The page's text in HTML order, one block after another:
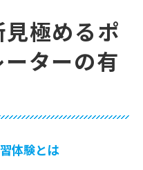
極めるポ
ターの有
体験とは